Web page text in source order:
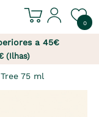
0
a 45€
(Ilhas)
75 ml